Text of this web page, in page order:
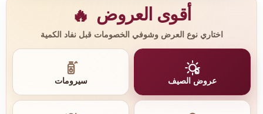
أقوى العروض 🔥
اختاري نوع العرض وشوفي الخصومات قبل نفاد الكمية
عروض الصيف سيرومات